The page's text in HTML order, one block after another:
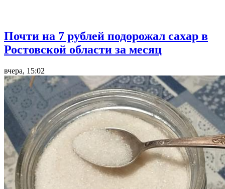
Почти на 7 рублей подорожал сахар в
Ростовской области за месяц
вчера, 15:02